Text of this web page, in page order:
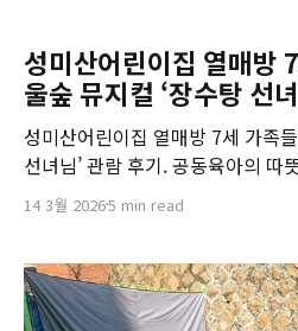
성미산어린이집 열매방
울숲 뮤지컬 ‘장수탕 선
성미산어린이집 열매방 7세 가족
선녀님’ 관람 후기. 공동육아의 따
14 3월 20265 min read